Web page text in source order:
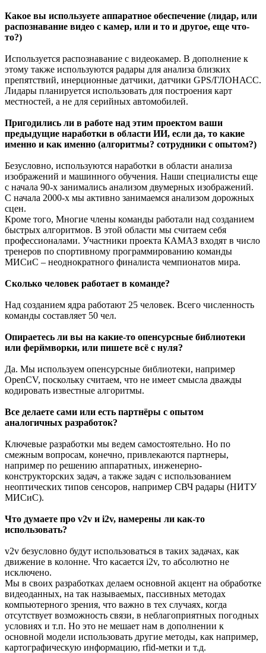
Какое вы используете аппаратное обеспечение (лидар, или
распознавание видео с камер, или и то и другое, еще что-
то?)
Используется распознавание с видеокамер. В дополнение к
этому также используются радары для анализа близких
препятствий, инерционные датчики, датчики GPS/ГЛОНАСС.
Лидары планируется использовать для построения карт
местностей, а не для серийных автомобилей.
Пригодились ли в работе над этим проектом ваши
предыдущие наработки в области ИИ, если да, то какие
именно и как именно (алгоритмы? сотрудники с опытом?)
Безусловно, используются наработки в области анализа
изображений и машинного обучения. Наши специалисты еще
с начала 90-х занимались анализом двумерных изображений.
С начала 2000-х мы активно занимаемся анализом дорожных
сцен.
Кроме того, Многие члены команды работали над созданием
быстрых алгоритмов. В этой области мы считаем себя
профессионалами. Участники проекта КАМАЗ входят в число
тренеров по спортивному программированию команды
МИСиС – неоднократного финалиста чемпионатов мира.
Сколько человек работает в команде?
Над созданием ядра работают 25 человек. Всего численность
команды составляет 50 чел.
Опираетесь ли вы на какие-то опенсурсные библиотеки
или ферймворки, или пишете всё с нуля?
Да. Мы используем опенсурсные библиотеки, например
OpenCV, поскольку считаем, что не имеет смысла дважды
кодировать известные алгоритмы.
Все делаете сами или есть партнёры с опытом
аналогичных разработок?
Ключевые разработки мы ведем самостоятельно. Но по
смежным вопросам, конечно, привлекаются партнеры,
например по решению аппаратных, инженерно-
конструкторских задач, а также задач с использованием
неоптических типов сенсоров, например СВЧ радары (НИТУ
МИСиС).
Что думаете про v2v и i2v, намерены ли как-то
использовать?
v2v безусловно будут использоваться в таких задачах, как
движение в колонне. Что касается i2v, то абсолютно не
исключено.
Мы в своих разработках делаем основной акцент на обработке
видеоданных, на так называемых, пассивных методах
компьютерного зрения, что важно в тех случаях, когда
отсутствует возможность связи, в неблагоприятных погодных
условиях и т.п. Но это не мешает нам в дополнении к
основной модели использовать другие методы, как например,
картографическую информацию, rfid-метки и т.д.